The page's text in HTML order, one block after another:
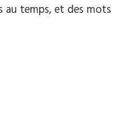
au temps, et des mots